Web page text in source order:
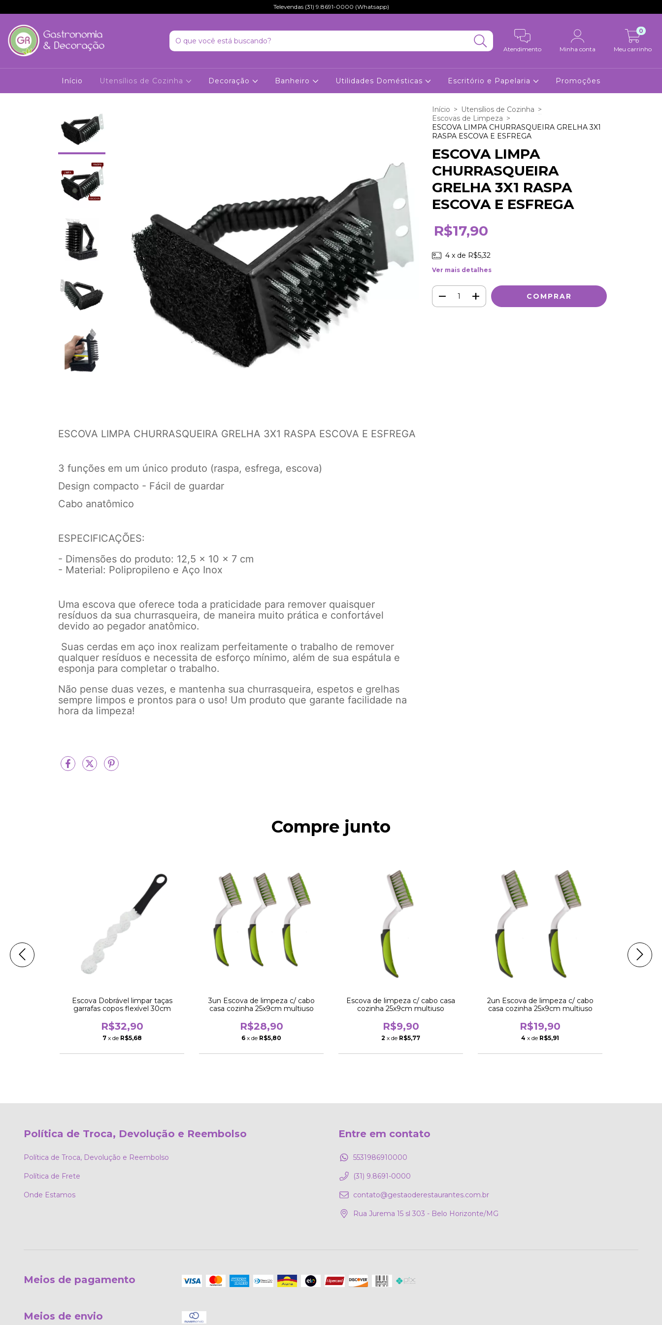
Televendas (31) 9.8691-0000 (Whatsapp)
Atendimento Minha conta Meu carrinho
0
Início Utensílios de Cozinha Decoração Banheiro Utilidades Domésticas Escritório e Papelaria Promoções
ESCOVA LIMPA CHURRASQUEIRA GRELHA 3X1 RASPA ESCOVA E ESFREGA
3 funções em um único produto (raspa, esfrega, escova)
Design compacto - Fácil de guardar
Cabo anatômico
ESPECIFICAÇÕES:
- Dimensões do produto: 12,5 x 10 x 7 cm
- Material: Polipropileno e Aço Inox
Uma escova que oferece toda a praticidade para remover quaisquer
resíduos da sua churrasqueira, de maneira muito prática e confortável
devido ao pegador anatômico.
Suas cerdas em aço inox realizam perfeitamente o trabalho de remover
qualquer resíduos e necessita de esforço mínimo, além de sua espátula e
esponja para completar o trabalho.
Não pense duas vezes, e mantenha sua churrasqueira, espetos e grelhas
sempre limpos e prontos para o uso! Um produto que garante facilidade na
hora da limpeza!
Início > Utensílios de Cozinha >
Escovas de Limpeza >
ESCOVA LIMPA CHURRASQUEIRA GRELHA 3X1
RASPA ESCOVA E ESFREGA
ESCOVA LIMPA
CHURRASQUEIRA
GRELHA 3X1 RASPA
ESCOVA E ESFREGA
R$17,90
4 x de R$5,32
Ver mais detalhes
Compre junto
Escova Dobrável limpar taças
garrafas copos flexível 30cm
R$32,90
7 x de R$5,68
3un Escova de limpeza c/ cabo
casa cozinha 25x9cm multiuso
R$28,90
6 x de R$5,80
Escova de limpeza c/ cabo casa
cozinha 25x9cm multiuso
R$9,90
2 x de R$5,77
2un Escova de limpeza c/ cabo
casa cozinha 25x9cm multiuso
R$19,90
4 x de R$5,91
Política de Troca, Devolução e Reembolso
Política de Troca, Devolução e Reembolso
Política de Frete
Onde Estamos
Entre em contato
5531986910000
(31) 9.8691-0000
contato@gestaoderestaurantes.com.br
Rua Jurema 15 sl 303 - Belo Horizonte/MG
Meios de pagamento
Meios de envio